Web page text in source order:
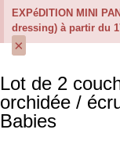
EXPéDITION MINI
dressing) à partir du
×
Lot de 2
orchidée /
Babies